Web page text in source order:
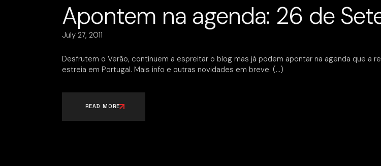
Apontem na agenda: 26 de
July 27, 2011
Desfrutem o Verão, continuem a espreitar o blog mas já podem apontar na agenda que a
estreia em Portugal. Mais info e outras novidades em breve.
READ MORE